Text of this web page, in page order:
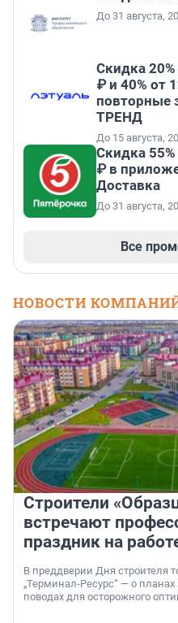
До 31 августа,
Скидка
₽ и 40% от
повторные
ТРЕНД
До 15 августа,
Скидка
₽ в
Доставка
До 31 августа,
Все
НОВОСТИ
Строители
встречают
праздник на
В преддверии Дня строителя
„Терминал-Ресурс“ — о
поводах для осторожного